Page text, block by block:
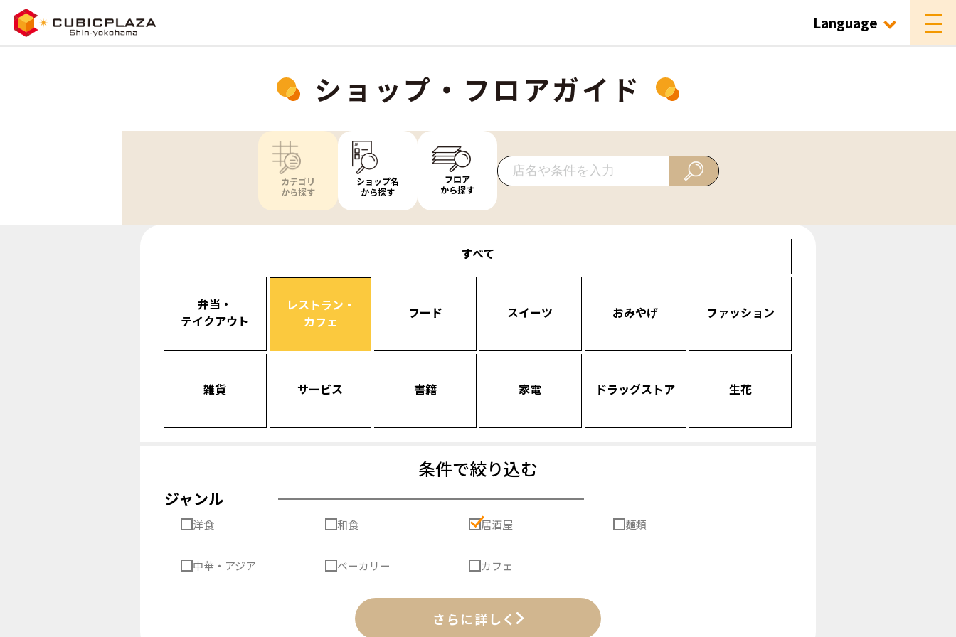
Language
ショップ・フロアガイド
カテゴリ
から探す
ショップ名
から探す
フロア
から探す
すべて
弁当・
テイクアウト
レストラン・
カフェ
フード スイーツ おみやげ ファッション
雑貨 サービス 書籍 家電 ドラッグストア 生花
条件で絞り込む
ジャンル
洋食 和食 居酒屋 麺類
中華・アジア ベーカリー カフェ
さらに詳しく